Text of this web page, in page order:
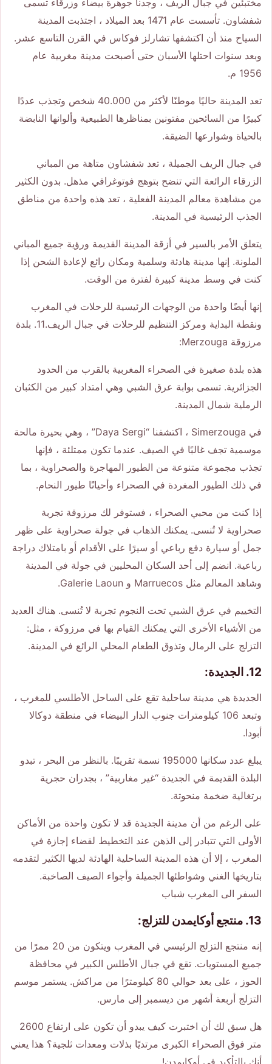
شفشاون. تأسست عام 1471 بعد الميلاد ، اجتذبت المدينة
السياح منذ أن اكتشفها تشارلز فوكاس في القرن التاسع عشر.
وبعد سنوات احتلها الأسبان حتى أصبحت مدينة مغربية عام
1956 م.
تعد المدينة حاليًا موطنًا لأكثر من 40.000 شخص وتجذب عددًا
كبيرًا من السائحين مفتونين بمناظرها الطبيعية وألوانها النابضة
بالحياة وشوارعها الضيقة.
في جبال الريف الجميلة ، تعد شفشاون متاهة من المباني
الزرقاء الرائعة التي تنضح بتوهج فوتوغرافي مذهل. بدون الكثير
من مشاهدة معالم المدينة الفعلية ، تعد هذه واحدة من مناطق
الجذب الرئيسية في المدينة.
يتعلق الأمر بالسير في أزقة المدينة القديمة ورؤية جميع المباني
الملونة. إنها مدينة هادئة وسلمية ومكان رائع لإعادة الشحن إذا
كنت في وسط مدينة كبيرة لفترة من الوقت.
إنها أيضًا واحدة من الوجهات الرئيسية للرحلات في المغرب
ونقطة البداية ومركز التنظيم للرحلات في جبال الريف.11. بلدة
مرزوقة Merzouga:
هذه بلدة صغيرة في الصحراء المغربية بالقرب من الحدود
الجزائرية. تسمى بوابة عرق الشبي وهي امتداد كبير من الكثبان
الرملية شمال المدينة.
في Simerzouga ، اكتشفنا “Daya Sergi” ، وهي بحيرة مالحة
موسمية تجف غالبًا في الصيف. عندما تكون ممتلئة ، فإنها
تجذب مجموعة متنوعة من الطيور المهاجرة والصحراوية ، بما
في ذلك الطيور المغردة في الصحراء وأحيانًا طيور النحام.
إذا كنت من محبي الصحراء ، فستوفر لك مرزوقة تجربة
صحراوية لا تُنسى. يمكنك الذهاب في جولة صحراوية على ظهر
جمل أو سيارة دفع رباعي أو سيرًا على الأقدام أو بامتلاك دراجة
رباعية. انضم إلى أحد السكان المحليين في جولة في المدينة
وشاهد المعالم مثل Marruecos و Galerie Laoun.
التخييم في عرق الشبي تحت النجوم تجربة لا تُنسى. هناك العديد
من الأشياء الأخرى التي يمكنك القيام بها في مرزوكة ، مثل:
التزلج على الرمال وتذوق الطعام المحلي الرائع في المدينة.
12. الجديدة:
الجديدة هي مدينة ساحلية تقع على الساحل الأطلسي للمغرب ،
وتبعد 106 كيلومترات جنوب الدار البيضاء في منطقة دوكالا
أبودا.
يبلغ عدد سكانها 195000 نسمة تقريبًا. بالنظر من البحر ، تبدو
البلدة القديمة في الجديدة “غير مغاربية” ، بجدران حجرية
برتغالية ضخمة منحوتة.
على الرغم من أن مدينة الجديدة قد لا تكون واحدة من الأماكن
الأولى التي تتبادر إلى الذهن عند التخطيط لقضاء إجازة في
المغرب ، إلا أن هذه المدينة الساحلية الهادئة لديها الكثير لتقدمه
بتاريخها الغني وشواطئها الجميلة وأجواء الصيف الصاخبة.
السفر الى المغرب شباب
13. منتجع أوكايمدن للتزلج:
إنه منتجع التزلج الرئيسي في المغرب ويتكون من 20 ممرًا من
جميع المستويات. تقع في جبال الأطلس الكبير في محافظة
الحوز ، على بعد حوالي 80 كيلومترًا من مراكش. يستمر موسم
التزلج أربعة أشهر من ديسمبر إلى مارس.
هل سبق لك أن اختبرت كيف يبدو أن تكون على ارتفاع 2600
متر فوق الصحراء الكبرى مرتديًا بذلات ومعدات ثلجية؟ هذا يعني